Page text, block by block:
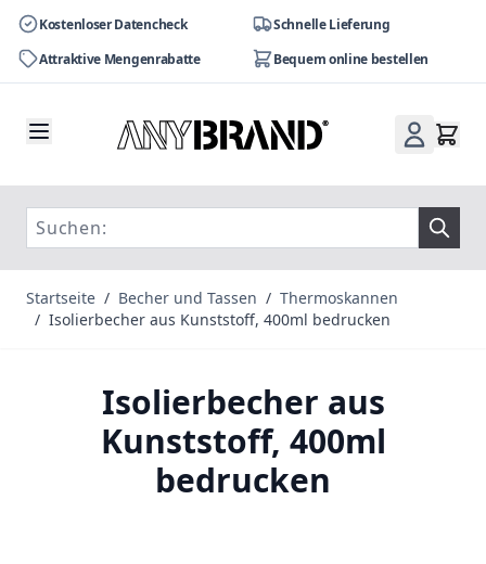
Kostenloser Datencheck
Schnelle Lieferung
Attraktive Mengenrabatte
Bequem online bestellen
Startseite / Becher und Tassen / Thermoskannen
/ Isolierbecher aus Kunststoff, 400ml bedrucken
Isolierbecher aus
Kunststoff, 400ml
bedrucken